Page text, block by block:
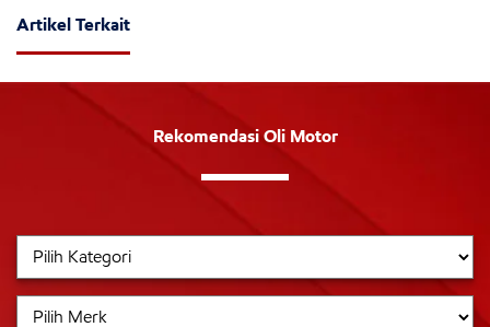
Artikel Terkait
Rekomendasi Oli Motor